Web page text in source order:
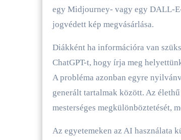
egy Midjourney- vagy egy DALL-
jogvédett kép megvásárlása.
Diákként ha információra van
ChatGPT-t, hogy írja meg
A probléma azonban egyre
generált tartalmak között. Az
mesterséges megkülönböztetését,
Az egyetemeken az AI használata